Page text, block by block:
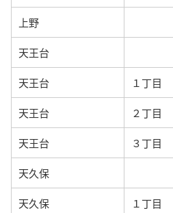
上野
天王台
天王台 １丁目
天王台 ２丁目
天王台 ３丁目
天久保
天久保 １丁目